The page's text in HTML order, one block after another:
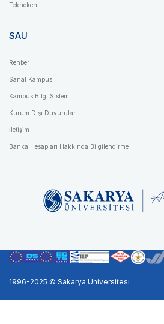
Teknokent
SAU
Rehber
Sanal Kampüs
Kampüs Bilgi Sistemi
Kurum Dışı Duyurular
İletişim
Banka Hesapları Hakkında Bilgilendirme
1996-2025 © Sakarya Üniversitesi